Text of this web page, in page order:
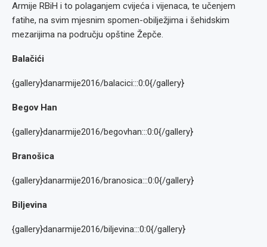
Armije RBiH i to polaganjem cvijeća i vijenaca, te učenjem
fatihe, na svim mjesnim spomen-obilježjima i šehidskim
mezarijima na području opštine Žepče.
Balačići
{gallery}danarmije2016/balacici:::0:0{/gallery}
Begov Han
{gallery}danarmije2016/begovhan:::0:0{/gallery}
Branošica
{gallery}danarmije2016/branosica:::0:0{/gallery}
Biljevina
{gallery}danarmije2016/biljevina:::0:0{/gallery}